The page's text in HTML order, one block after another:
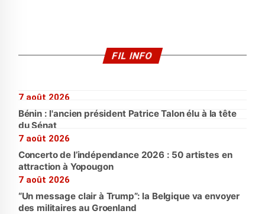
FIL INFO
7 août 2026
Bénin : l'ancien président Patrice Talon élu à la tête
du Sénat
7 août 2026
Concerto de l’indépendance 2026 : 50 artistes en
attraction à Yopougon
7 août 2026
“Un message clair à Trump”: la Belgique va envoyer
des militaires au Groenland